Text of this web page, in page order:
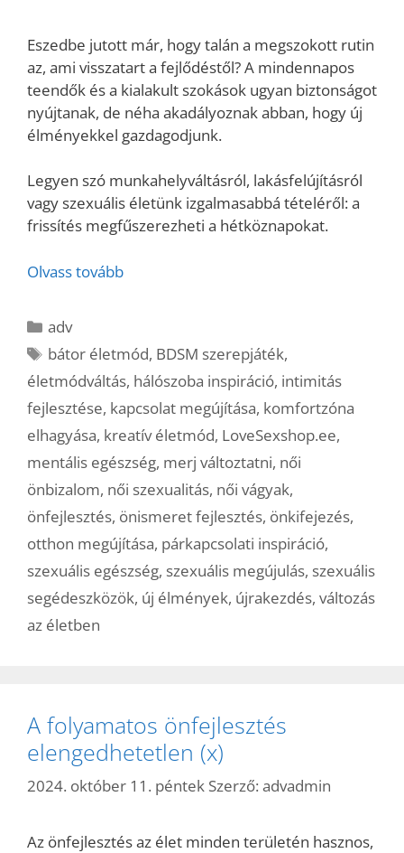
Eszedbe jutott már, hogy talán a megszokott rutin
az, ami visszatart a fejlődéstől? A mindennapos
teendők és a kialakult szokások ugyan biztonságot
nyújtanak, de néha akadályoznak abban, hogy új
élményekkel gazdagodjunk.
Legyen szó munkahelyváltásról, lakásfelújításról
vagy szexuális életünk izgalmasabbá tételéről: a
frissítés megfűszerezheti a hétköznapokat.
Olvass tovább
Kategória
adv
Címkék
bátor életmód, BDSM szerepjáték,
életmódváltás, hálószoba inspiráció, intimitás
fejlesztése, kapcsolat megújítása, komfortzóna
elhagyása, kreatív életmód, LoveSexshop.ee,
mentális egészség, merj változtatni, női
önbizalom, női szexualitás, női vágyak,
önfejlesztés, önismeret fejlesztés, önkifejezés,
otthon megújítása, párkapcsolati inspiráció,
szexuális egészség, szexuális megújulás, szexuális
segédeszközök, új élmények, újrakezdés, változás
az életben
A folyamatos önfejlesztés
elengedhetetlen (x)
2024. október 11. péntek Szerző: advadmin
Az önfejlesztés az élet minden területén hasznos,